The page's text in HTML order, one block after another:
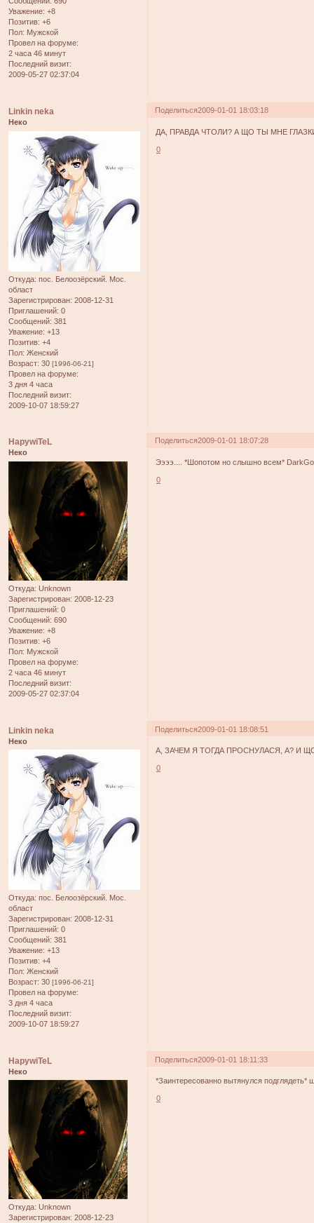
Уважение: +8
Позитив: +6
Пол: Мужской
Провел на форуме:
2 часа 46 минут
Последний визит:
2009-05-27 02:37:04
Поделиться2009-01-01 18:03:18
Linkin neka
Неко
Откуда: пос. Белоозёрский. Мос.
област
Зарегистрирован: 2008-12-31
Приглашений: 0
Сообщений: 381
Уважение: +13
Позитив: +4
Пол: Женский
Возраст: 30 [1996-06-21]
Провел на форуме:
3 дня 4 часа
Последний визит:
2009-10-07 18:59:27
ДА, ПРАВДА ЧТОЛИ? А ЩО ТЫ МНЕ
0
Поделиться2009-01-01 18:07:28
HapywiTeL
Неко
Откуда: Unknown
Зарегистрирован: 2008-12-23
Приглашений: 0
Сообщений: 690
Уважение: +8
Позитив: +6
Пол: Мужской
Провел на форуме:
2 часа 46 минут
Последний визит:
2009-05-27 02:37:04
Ээээ.... *Шопотом но слышно всем*
0
Поделиться2009-01-01 18:08:51
Linkin neka
Неко
Откуда: пос. Белоозёрский. Мос.
област
Зарегистрирован: 2008-12-31
Приглашений: 0
Сообщений: 381
Уважение: +13
Позитив: +4
Пол: Женский
Возраст: 30 [1996-06-21]
Провел на форуме:
3 дня 4 часа
Последний визит:
2009-10-07 18:59:27
А, ЗАЧЕМ Я ТОГДА ПРОСНУЛАСЯ, А? И
0
Поделиться2009-01-01 18:11:33
HapywiTeL
Неко
Откуда: Unknown
Зарегистрирован: 2008-12-23
*Заинтересованно вытянулся подглядеть*
0